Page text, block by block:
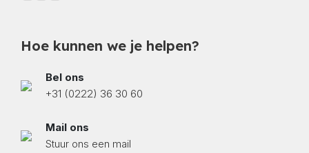
Hoe kunnen we je helpen?
Bel ons
+31 (0222) 36 30 60
Mail ons
Stuur ons een mail